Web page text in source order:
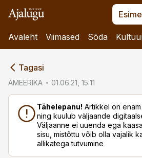
Avaleht Viimased Sõda
Tagasi
AMEERIKA 01.06.21, 15:11
Tähelepanu! Artikkel on
ning kuulub väljaande
Väljaanne ei uuenda ega
sisu, mistõttu võib olla vajalik
allikatega tutvumine